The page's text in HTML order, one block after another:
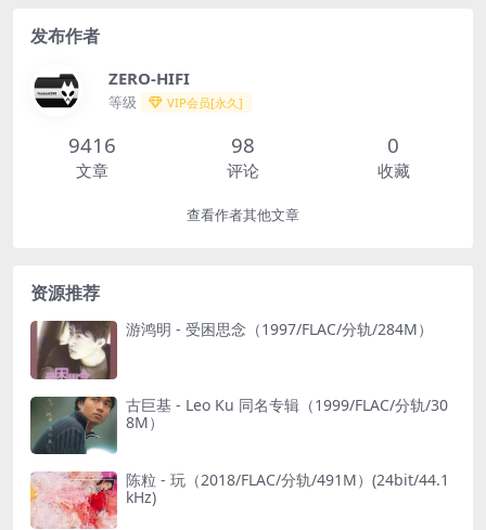
发布作者
ZERO-HIFI
等级 VIP会员[永久]
9416
文章
98
评论
0
收藏
查看作者其他文章
资源推荐
游鸿明 - 受困思念（1997/FLAC/分轨/284M）
古巨基 - Leo Ku 同名专辑（1999/FLAC/分轨/30
8M）
陈粒 - 玩（2018/FLAC/分轨/491M）(24bit/44.1
kHz)